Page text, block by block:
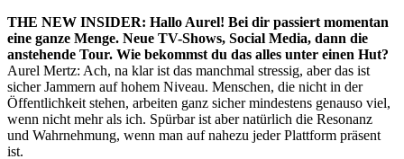
THE NEW INSIDER: Hallo Aurel! Bei dir passiert momentan
eine ganze Menge. Neue TV-Shows, Social Media, dann die
anstehende Tour. Wie bekommst du das alles unter einen Hut?
Aurel Mertz: Ach, na klar ist das manchmal stressig, aber das ist
sicher Jammern auf hohem Niveau. Menschen, die nicht in der
Öffentlichkeit stehen, arbeiten ganz sicher mindestens genauso viel,
wenn nicht mehr als ich. Spürbar ist aber natürlich die Resonanz
und Wahrnehmung, wenn man auf nahezu jeder Plattform präsent
ist.